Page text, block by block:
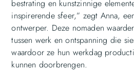
bestrating en kunstzinnige
inspirerende sfeer,” zegt Anna,
ontwerper. Deze nomaden
tussen werk en ontspanning die
waardoor ze hun werkdag
kunnen doorbrengen.